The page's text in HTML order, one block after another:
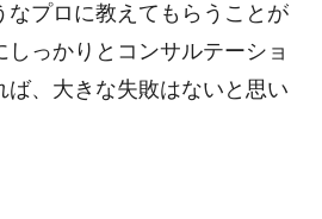
なプロに教えてもらうことが
っかりとコンサルテーショ
ば、大きな失敗はないと思い